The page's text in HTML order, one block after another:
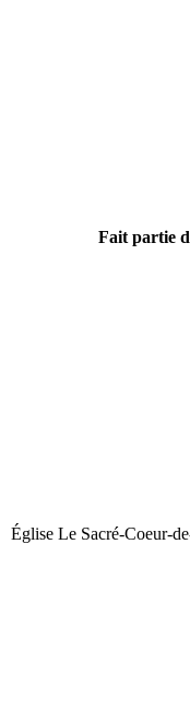
Fait partie
Église Le Sacré-Coeur-